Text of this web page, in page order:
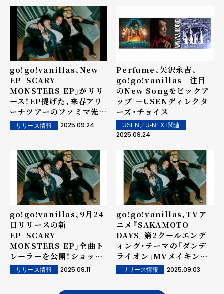
go!go!vanillas、New
EP「SCARY
MONSTERS EP」がリリ
ース！EP提げた、来春アリ
ーナツアーのファミマ先行
受付中！
リリース情報 2025.09.24
Perfume、矢沢永吉、
go!go!vanillas 注目
のNew Songをピックア
ップ ―USENディレクタ
ーズ・チョイス
USEN／U-NEXT関連
2025.09.24
go!go!vanillas、9月24
日リリースの新
EP「SCARY
MONSTERS EP」全曲ト
レーラーを公開！ショップ
別特典の絵柄も解禁！
リリース情報 2025.09.11
go!go!vanillas、TVア
ニメ『SAKAMOTO
DAYS』第2クールエンデ
ィング・テーマの「ダンデ
ライオン」MVメイキング
を公開！
リリース情報 2025.09.03